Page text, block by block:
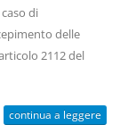
di
delle
2112 del
continua a leggere